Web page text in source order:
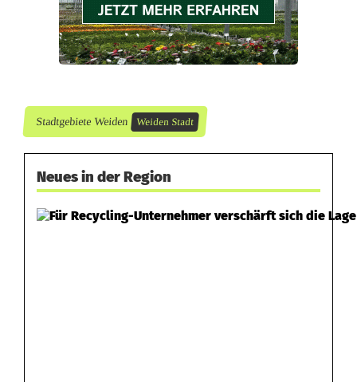
Stadtgebiete Weiden Weiden Stadt
Neues in der Region